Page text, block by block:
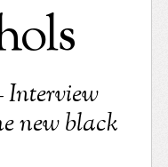
Interview
new black